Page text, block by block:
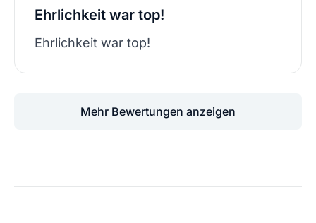
Ehrlichkeit war top!
Ehrlichkeit war top!
Mehr Bewertungen anzeigen